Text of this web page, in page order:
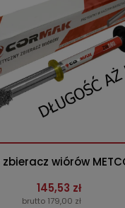
wiórów
145,53 zł
brutto 179,00 zł